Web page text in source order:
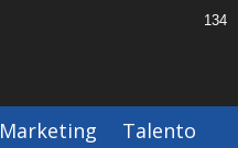
134
Marketing
Talento